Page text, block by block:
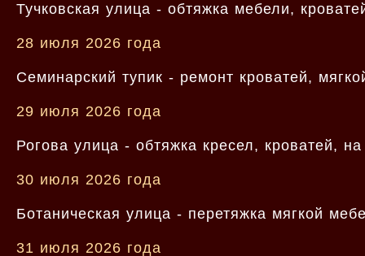
Тучковская улица - обтяжка мебели,
28 июля 2026 года
Семинарский тупик - ремонт кроватей,
29 июля 2026 года
Рогова улица - обтяжка кресел, кроватей,
30 июля 2026 года
Ботаническая улица - перетяжка мягкой
31 июля 2026 года